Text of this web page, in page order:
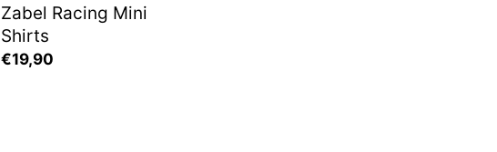
Zabel Racing Mini
Shirts
Normaler
€19,90